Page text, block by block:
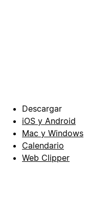
Descargar
iOS y Android
Mac y Windows
Calendario
Web Clipper